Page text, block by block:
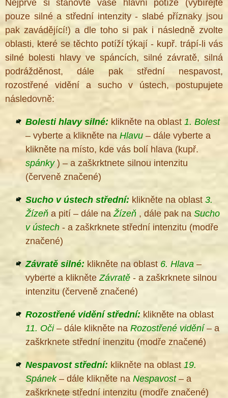
Nejprve si stanovte vaše hlavní potíže (vybírejte
pouze silné a střední intenzity - slabé příznaky jsou
pak zavádějící!) a dle toho si pak i následně zvolte
oblasti, které se těchto potíží týkají - kupř. trápí-li vás
silné bolesti hlavy ve spáncích, silné závratě, silná
podrážděnost, dále pak střední nespavost,
rozostřené vidění a sucho v ústech, postupujete
následovně:
Bolesti hlavy silné: klikněte na oblast 1. Bolest
– vyberte a klikněte na Hlavu – dále vyberte a
klikněte na místo, kde vás bolí hlava (kupř.
spánky ) – a zaškrktnete silnou intenzitu
(červeně značené)
Sucho v ústech střední: klikněte na oblast 3.
Žízeň a pití – dále naŽízeň , dále pak na Sucho
v ústech - a zaškrknete střední intenzitu (modře
značené)
Závratě silné: klikněte na oblast 6. Hlava –
vyberte a klikněteZávratě - a zaškrknete silnou
intenzitu (červeně značené)
Rozostřené vidění střední: klikněte na oblast
11. Oči – dále klikněte na Rozostřené vidění – a
zaškrknete střední inenzitu (modře značené)
Nespavost střední: klikněte na oblast 19.
Spánek – dále klikněte na Nespavost – a
zaškrknete střední intenzitu (modře značené)